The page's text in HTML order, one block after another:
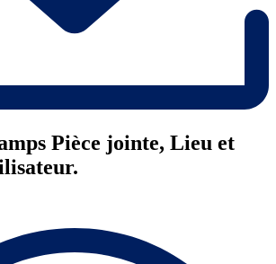
Pièce jointe, Lieu et